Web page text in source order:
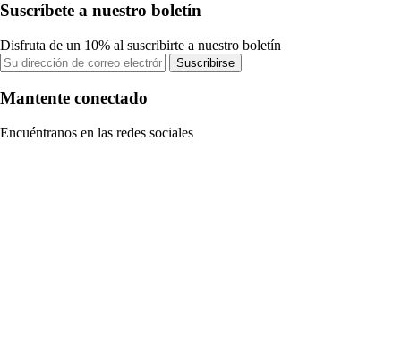
Suscríbete a nuestro boletín
Disfruta de un 10% al suscribirte a nuestro boletín
Suscribirse
Mantente conectado
Encuéntranos en las redes sociales